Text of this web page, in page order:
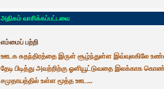
அதிகம் வாசிக்கப்பட்டவை
எம்மைப் பற்றி
ஊடக சுதந்திரத்தை இருள் சூழ்ந்துள்ள இவ்வுலகிலே
தேடி பிடித்து அவற்றிற்கு ஓளியூட்டுவதை இலக்காக
சமுதாயத்தில் உள்ள மூத்த ஊட...